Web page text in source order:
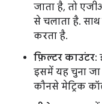
जाता है, तो
से चलाता है.
करता है.
फ़िल्टर काउंटर:
इसमें यह चुना
कौनसे मेट्रिक